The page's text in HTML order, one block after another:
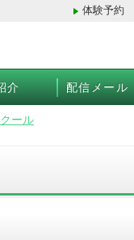
体験予約
介 配信メール
ール